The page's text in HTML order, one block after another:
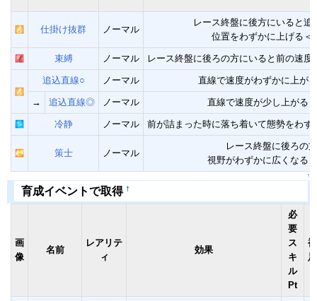
仕掛け抜群 ノーマル
レース終盤に後方にいると追
位置をわずかに上げる＜
束縛 ノーマル レース終盤に後ろの方にいると前の速
追込直線○ ノーマル 直線で速度がわずかに上が
→ 追込直線◎ ノーマル 直線で速度が少し上がる
冷静 ノーマル 前が詰まった時に落ち着いて態勢をわ
策士 ノーマル
レース終盤に後ろの
視野がわずかに広くなる
↑
育成イベントで取得 †
画
像
名前
レアリテ
ィ
効果
必
要
ス
キ
ル
Pt
補
足